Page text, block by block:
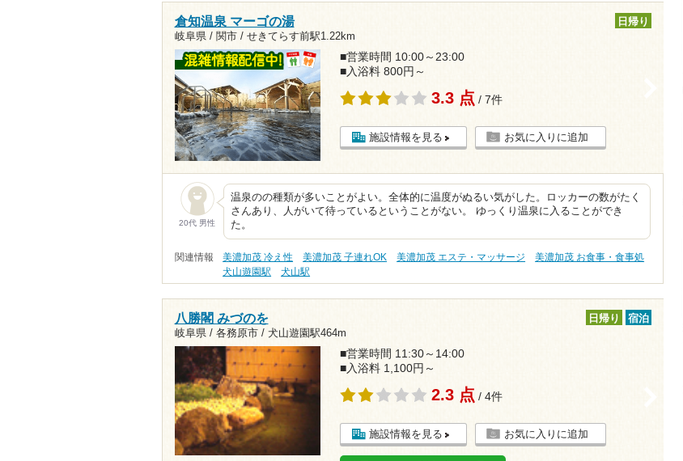
倉知温泉 マーゴの湯
岐阜県 / 関市 / せきてらす前駅1.22km
日帰り
■営業時間 10:00～23:00
■入浴料 800円～
3.3 点 / 7件
施設情報を見る お気に入りに追加
20代 男性
温泉のの種類が多いことがよい。全体的に温度がぬるい気がした。ロッカーの数がたく
さんあり、人がいて待っているということがない。 ゆっくり温泉に入ることができ
た。
関連情報 美濃加茂 冷え性 美濃加茂 子連れOK 美濃加茂 エステ・マッサージ
美濃加茂 お食事・食事処
犬山遊園駅
犬山駅
八勝閣 みづのを
岐阜県 / 各務原市 / 犬山遊園駅464m
日帰り 宿泊
■営業時間 11:30～14:00
■入浴料 1,100円～
2.3 点 / 4件
施設情報を見る お気に入りに追加